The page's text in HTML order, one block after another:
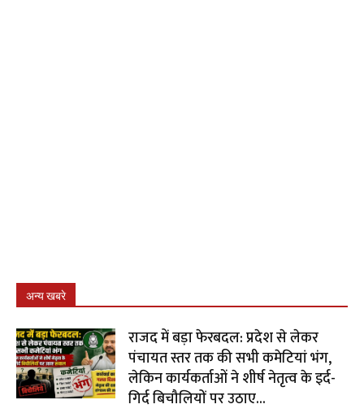
अन्य खबरे
राजद में बड़ा फेरबदल: प्रदेश से लेकर
पंचायत स्तर तक की सभी कमेटियां भंग,
लेकिन कार्यकर्ताओं ने शीर्ष नेतृत्व के इर्द-
गिर्द बिचौलियों पर उठाए...